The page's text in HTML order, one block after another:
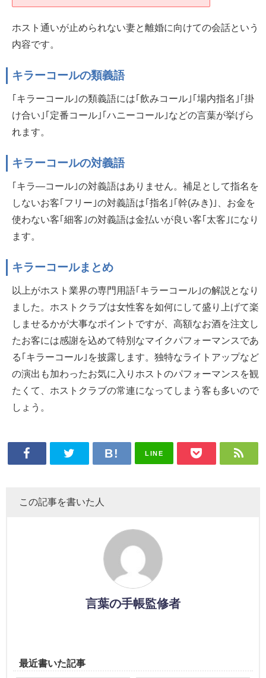
ホスト通いが止められない妻と離婚に向けての会話という
内容です。
キラーコールの類義語
｢キラーコール｣の類義語には｢飲みコール｣｢場内指名｣｢掛
け合い｣｢定番コール｣｢ハニーコール｣などの言葉が挙げら
れます。
キラーコールの対義語
｢キラ—コール｣の対義語はありません。補足として指名を
しないお客｢フリー｣の対義語は｢指名｣｢幹(みき)｣、お金を
使わない客｢細客｣の対義語は金払いが良い客｢太客｣になり
ます。
キラーコールまとめ
以上がホスト業界の専門用語｢キラーコール｣の解説となり
ました。ホストクラブは女性客を如何にして盛り上げて楽
しませるかが大事なポイントですが、高額なお酒を注文し
たお客には感謝を込めて特別なマイクパフォーマンスであ
る｢キラーコール｣を披露します。独特なライトアップなど
の演出も加わったお気に入りホストのパフォーマンスを観
たくて、ホストクラブの常連になってしまう客も多いので
しょう。
LINE
この記事を書いた人
言葉の手帳監修者
最近書いた記事